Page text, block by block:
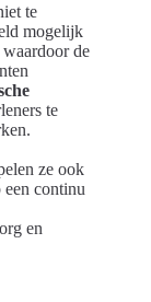
te
mogelijk
de
te
ze ook
continu
en